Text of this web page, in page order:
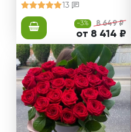
13
-3% 8 649 ₽
от 8 414 ₽